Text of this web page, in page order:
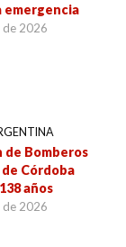
emergencia
de 2026
de Bomberos
Córdoba
años
de 2026